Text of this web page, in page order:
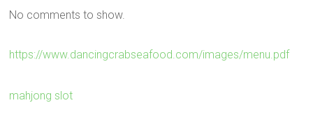
No comments to show.
https://www.dancingcrabseafood.com/images/menu.pdf
mahjong slot